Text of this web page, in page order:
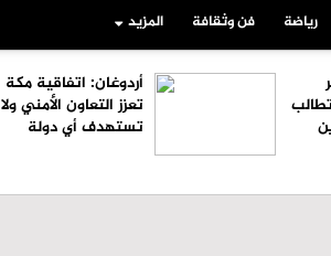
رياضة فن وثقافة المزيد
أردوغان: اتفاقية مكة
تعزز التعاون الأمني ولا
تستهدف أي دولة